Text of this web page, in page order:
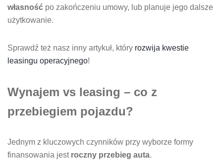
własność po zakończeniu umowy, lub planuje jego dalsze
użytkowanie.
Sprawdź też nasz inny artykuł, który rozwija kwestie
leasingu operacyjnego!
Wynajem vs leasing – co z
przebiegiem pojazdu?
Jednym z kluczowych czynników przy wyborze formy
finansowania jest roczny przebieg auta.